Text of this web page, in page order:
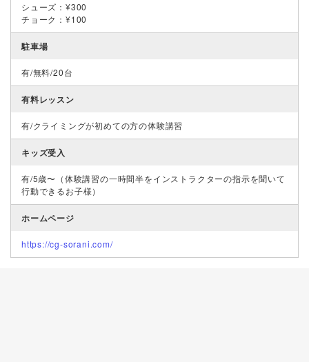
シューズ：¥300
チョーク：¥100
駐車場
有/無料/20台
有料レッスン
有/クライミングが初めての方の体験講習
キッズ受入
有/5歳〜（体験講習の一時間半をインストラクターの指示を聞いて
行動できるお子様）
ホームページ
https://cg-sorani.com/